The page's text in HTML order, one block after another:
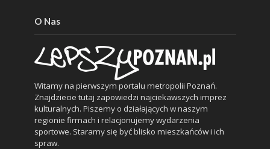
O Nas
Witamy na pierwszym portalu metropolii Poznań.
Znajdziecie tutaj zapowiedzi najciekawszych imprez
kulturalnych. Piszemy o działających w naszym
regionie firmach i relacjonujemy wydarzenia
sportowe. Staramy się być blisko mieszkańców i ich
spraw.